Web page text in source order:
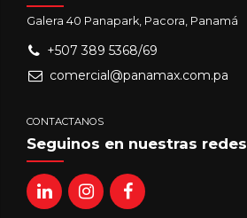
Galera 40 Panapark, Pacora, Panamá
+507 389 5368/69
comercial@panamax.com.pa
CONTACTANOS
Seguinos en nuestras redes